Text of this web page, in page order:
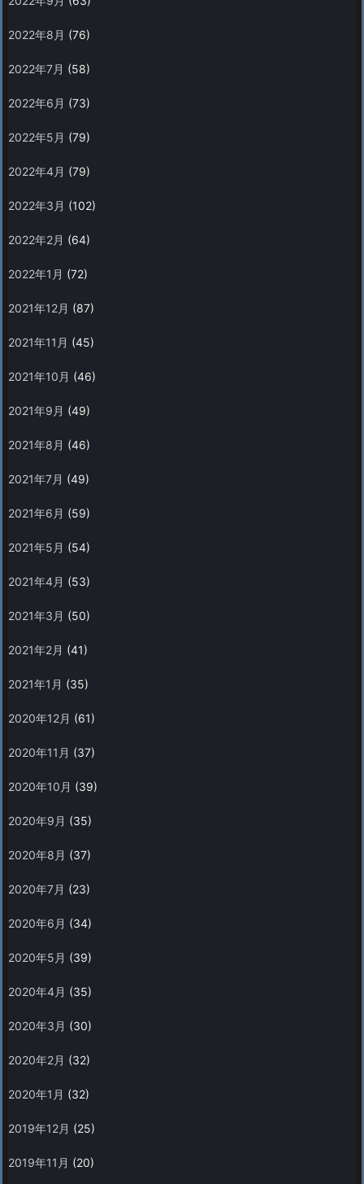
2022年8月 (76)
2022年7月 (58)
2022年6月 (73)
2022年5月 (79)
2022年4月 (79)
2022年3月 (102)
2022年2月 (64)
2022年1月 (72)
2021年12月 (87)
2021年11月 (45)
2021年10月 (46)
2021年9月 (49)
2021年8月 (46)
2021年7月 (49)
2021年6月 (59)
2021年5月 (54)
2021年4月 (53)
2021年3月 (50)
2021年2月 (41)
2021年1月 (35)
2020年12月 (61)
2020年11月 (37)
2020年10月 (39)
2020年9月 (35)
2020年8月 (37)
2020年7月 (23)
2020年6月 (34)
2020年5月 (39)
2020年4月 (35)
2020年3月 (30)
2020年2月 (32)
2020年1月 (32)
2019年12月 (25)
2019年11月 (20)